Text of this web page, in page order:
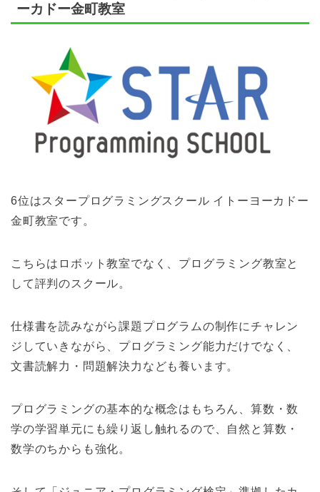
ーカドー金町教室
6位はスタープログラミングスクール イトーヨーカドー
金町教室です。
こちらはロボット教室でなく、プログラミング教室と
して評判のスクール。
仕様書を読みながら課題プログラムの制作にチャレン
ジしていきながら、プログラミング能力だけでなく、
文書読解力・問題解決力なども養います。
プログラミングの基本的な概念はもちろん、算数・数
学の学習単元にも繰り返し触れるので、自然と算数・
数学のちからも強化。